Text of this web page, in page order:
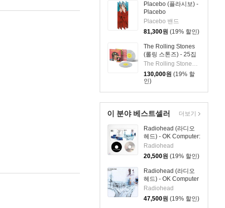
Placebo (플라시보) -
Placebo
RE:CREATED [7인치
Vinyl + 2LP]
Placebo 밴드
81,300원 (19% 할인)
The Rolling Stones
(롤링 스톤즈) - 25집
Foreign Tongues [클
리어 컬러 2LP]
The Rolling Stones 밴드
130,000원 (19% 할
인)
이 분야 베스트셀러
Radiohead (라디오
헤드) - OK Computer:
OKNOTOK 1997
2017 [2CD 수입]
Radiohead
20,500원 (19% 할인)
Radiohead (라디오
헤드) - OK Computer
[2LP]
Radiohead
47,500원 (19% 할인)
더보기